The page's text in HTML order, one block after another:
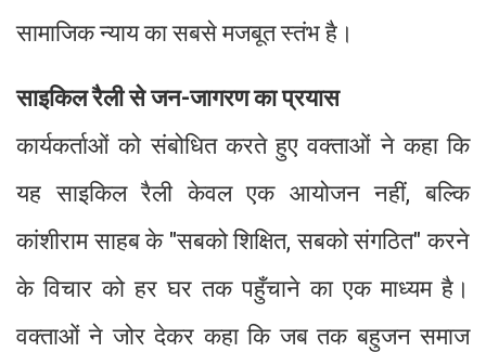
सामाजिक न्याय का सबसे मजबूत स्तंभ है।
साइकिल रैली से जन-जागरण का प्रयास
कार्यकर्ताओं को संबोधित करते हुए वक्ताओं ने कहा कि
यह साइकिल रैली केवल एक आयोजन नहीं, बल्कि
कांशीराम साहब के "सबको शिक्षित, सबको संगठित" करने
के विचार को हर घर तक पहुँचाने का एक माध्यम है।
वक्ताओं ने जोर देकर कहा कि जब तक बहुजन समाज